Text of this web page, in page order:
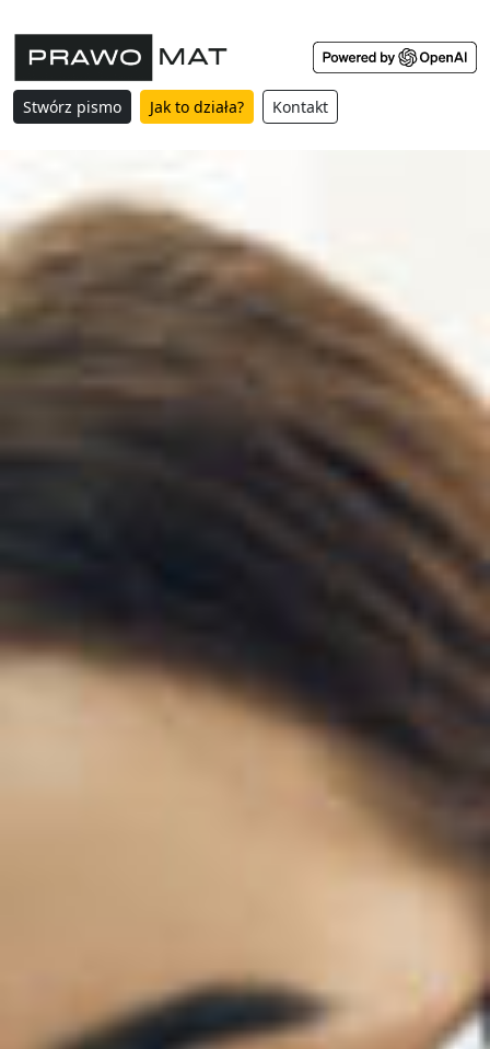
Stwórz pismo Jak to działa? Kontakt